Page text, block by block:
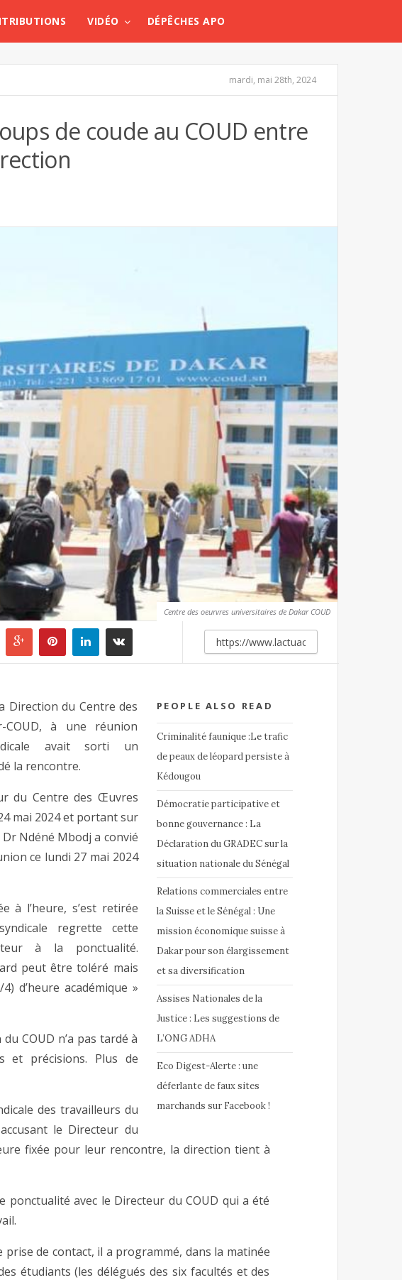
VIDÉO DÉPÊCHES APO
mardi, mai 28th, 2024
de coude au COUD entre
Centre des oeurvres universitaires de Dakar COUD
PEOPLE ALSO READ
Criminalité faunique :Le trafic
de peaux de léopard persiste à
Kédougou
Démocratie participative et
bonne gouvernance : La
Déclaration du GRADEC sur la
situation nationale du Sénégal
Relations commerciales entre
la Suisse et le Sénégal : Une
mission économique suisse à
Dakar pour son élargissement
et sa diversification
Assises Nationales de la
Justice : Les suggestions de
L’ONG ADHA
Eco Digest-Alerte : une
déferlante de faux sites
marchands sur Facebook !
Direction du Centre des
à une réunion
avait sorti un
la rencontre.
du Centre des Œuvres
mai 2024 et portant sur
Ndéné Mbodj a convié
ce lundi 27 mai 2024
à l’heure, s’est retirée
regrette cette
à la ponctualité.
peut être toléré mais
d’heure académique »
COUD n’a pas tardé à
et précisions. Plus de
des travailleurs du
le Directeur du
fixée pour leur rencontre, la direction tient à
ponctualité avec le Directeur du COUD qui a été
prise de contact, il a programmé, dans la matinée
étudiants (les délégués des six facultés et des